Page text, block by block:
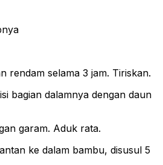
rendam selama 3 jam. Tiriskan.
bagian dalamnya dengan daun
garam. Aduk rata.
ke dalam bambu, disusul 5